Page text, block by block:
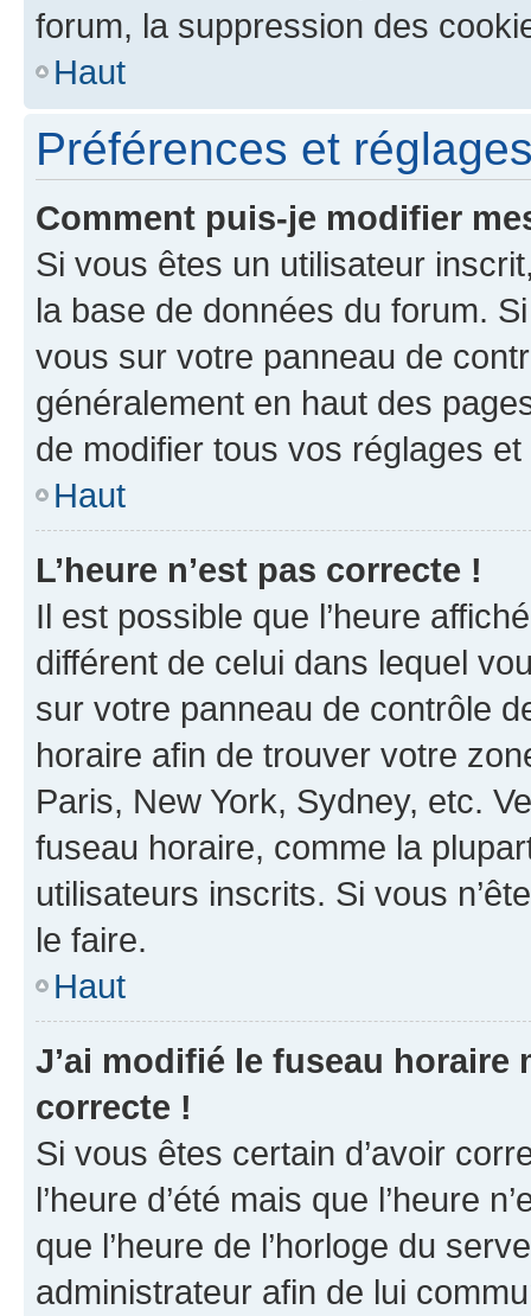
forum, la suppression des
Haut
Préférences et
Comment puis-je modifier
Si vous êtes un utilisateur
la base de données du forum.
vous sur votre panneau de
généralement en haut des
de modifier tous vos réglages
Haut
L’heure n’est pas correcte !
Il est possible que l’heure
différent de celui dans lequel
sur votre panneau de contrôle
horaire afin de trouver votre
Paris, New York, Sydney, etc.
fuseau horaire, comme la
utilisateurs inscrits. Si vous
le faire.
Haut
J’ai modifié le fuseau horaire
correcte !
Si vous êtes certain d’avoir
l’heure d’été mais que l’heure
que l’heure de l’horloge du
administrateur afin de lui